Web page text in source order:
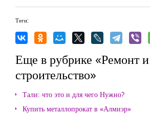
Теги:
Еще в рубрике «Ремонт и
строительство»
Тали: что это и для чего Нужно?
Купить металлопрокат в «Алмиэр»